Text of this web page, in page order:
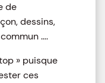
de
dessins,
….
» puisque
ces